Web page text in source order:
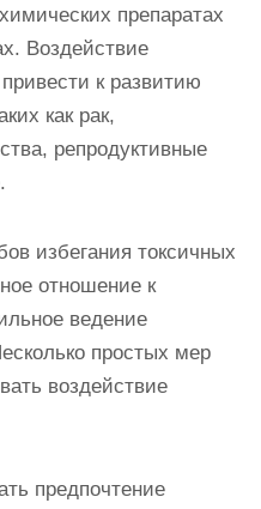
препаратах
Воздействие
к развитию
как рак,
репродуктивные
избегания токсичных
отношение к
ведение
простых мер
воздействие
предпочтение